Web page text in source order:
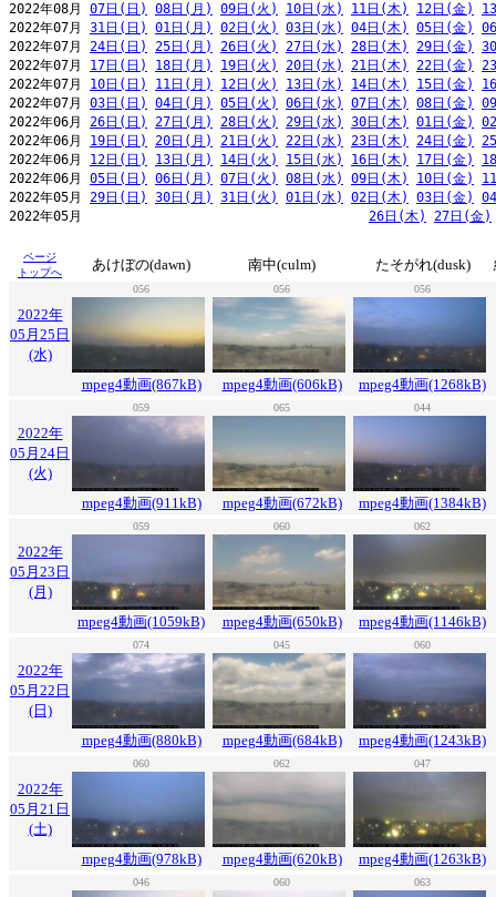
2022年08月 07日(日) 08日(月) 09日(火) 10日(水) 11日(木) 12日(金)
2022年07月 31日(日) 01日(月) 02日(火) 03日(水) 04日(木) 05日(金)
2022年07月 24日(日) 25日(月) 26日(火) 27日(水) 28日(木) 29日(金)
2022年07月 17日(日) 18日(月) 19日(火) 20日(水) 21日(木) 22日(金)
2022年07月 10日(日) 11日(月) 12日(火) 13日(水) 14日(木) 15日(金)
2022年07月 03日(日) 04日(月) 05日(火) 06日(水) 07日(木) 08日(金)
2022年06月 26日(日) 27日(月) 28日(火) 29日(水) 30日(木) 01日(金)
2022年06月 19日(日) 20日(月) 21日(火) 22日(水) 23日(木) 24日(金)
2022年06月 12日(日) 13日(月) 14日(火) 15日(水) 16日(木) 17日(金)
2022年06月 05日(日) 06日(月) 07日(火) 08日(水) 09日(木) 10日(金)
2022年05月 29日(日) 30日(月) 31日(火) 01日(水) 02日(木) 03日(金)
2022年05月 26日(木) 27日(金)
ページ
トップへ
あけぼの(dawn) 南中(culm) たそがれ(dusk)
056 056 056
2022年
05月25日
(水)
mpeg4動画(867kB)
mpeg4動画(606kB) mpeg4動画(1268kB)
059 065 044
2022年
05月24日
(火)
mpeg4動画(911kB)
mpeg4動画(672kB) mpeg4動画(1384kB)
059 060 062
2022年
05月23日
(月)
mpeg4動画(1059kB)
mpeg4動画(650kB) mpeg4動画(1146kB)
074 045 060
2022年
05月22日
(日)
mpeg4動画(880kB)
mpeg4動画(684kB) mpeg4動画(1243kB)
060 062 047
2022年
05月21日
(土)
mpeg4動画(978kB)
mpeg4動画(620kB) mpeg4動画(1263kB)
046 060 063